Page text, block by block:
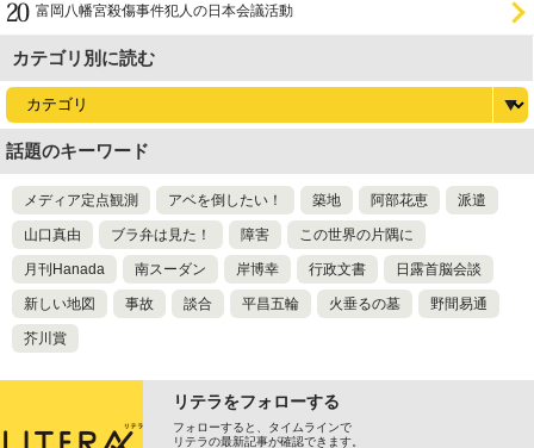
富岡八幡宮殺傷事件犯人の日本会議活動
カテゴリ別に読む
話題のキーワード
メディア定点観測 アベを倒したい！ 築地 阿部花恵 派遣
山口真由 ブラ弁は見た！ 障害 この世界の片隅に
月刊Hanada 南スーダン 岸博幸 行政文書 日露首脳会談
新しい地図 事故 談合 平昌五輪 火垂るの墓 野間易通
芥川賞
リテラをフォローする
フォローすると、タイムラインで
リテラの最新記事が確認できます。